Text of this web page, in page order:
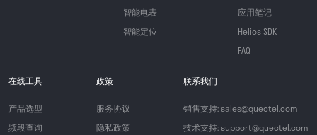
智能电表
智能定位
应用笔记
Helios SDK
FAQ
在线工具
产品选型
频段查询
政策
服务协议
隐私政策
联系我们
销售支持: sales@quectel.com
技术支持: support@quectel.com